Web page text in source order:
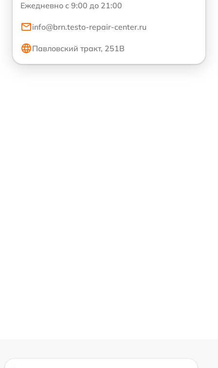
Ежедневно с 9:00 до 21:00
info@brn.testo-repair-center.ru
Павловский тракт, 251В